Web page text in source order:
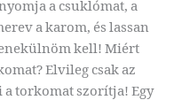
a csuklómat, a
a karom, és lassan
kell! Miért
Elvileg csak az
torkomat szorítja! Egy